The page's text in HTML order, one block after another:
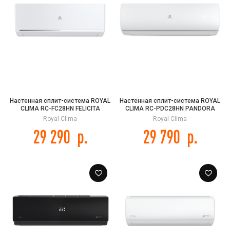
Настенная сплит-система ROYAL
CLIMA RC-FC28HN FELICITA
Royal Clima
29 290 р.
Настенная сплит-система ROYAL
CLIMA RC-PDC28HN PANDORA
2025 Wi-Fi
Royal Clima
29 790 р.